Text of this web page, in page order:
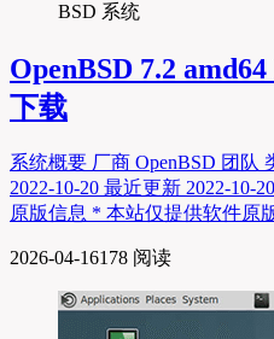
BSD 系统
OpenBSD 7.2
下载
系统概要 厂商 OpenBSD 团队
2022-10-20 最近更新 2022-10-
原版信息 * 本站仅提供软件原
2026-04-16178 阅读